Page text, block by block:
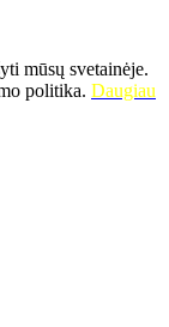
mūsų svetainėje.
politika. Daugiau